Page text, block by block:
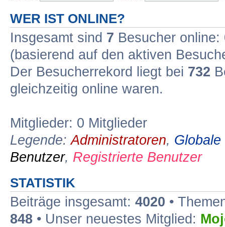
WER IST ONLINE?
Insgesamt sind 7 Besucher
(basierend auf den aktiven
Der Besucherrekord liegt bei 732
gleichzeitig online waren.
Mitglieder: 0 Mitglieder
Legende:Administratoren,
Benutzer, Registrierte Benutzer
STATISTIK
Beiträge insgesamt: 4020 •
848 • Unser neuestes Mitglied: